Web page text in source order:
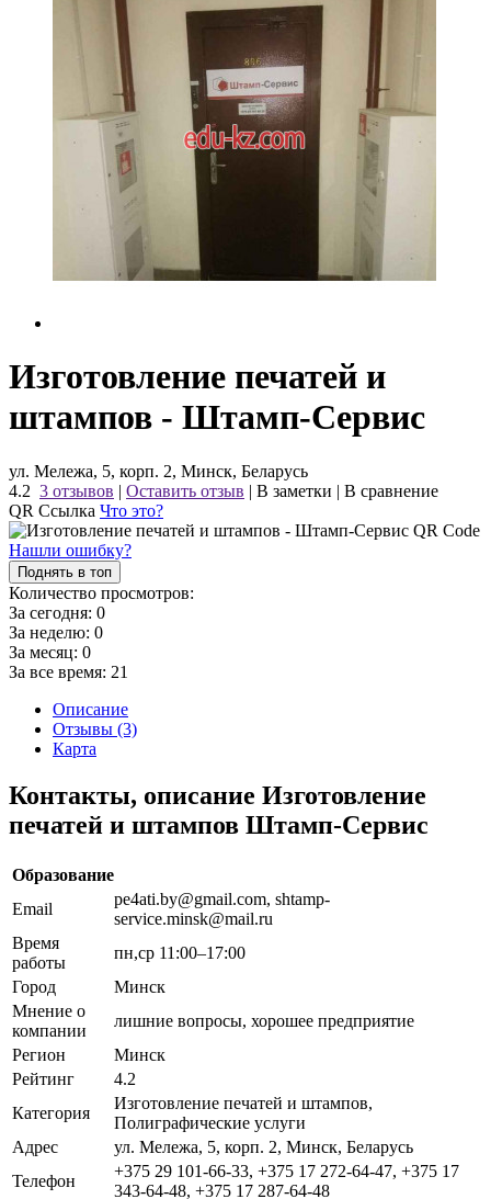
Изготовление печатей и
штампов - Штамп-Сервис
ул. Мележа, 5, корп. 2, Минск, Беларусь
4.2 3 отзывов | Оставить отзыв | В заметки | В сравнение
QR Ссылка Что это?
Нашли ошибку?
Поднять в топ
Количество просмотров:
За сегодня: 0
За неделю: 0
За месяц: 0
За все время: 21
Описание
Отзывы (3)
Карта
Контакты, описание Изготовление
печатей и штампов Штамп-Сервис
Образование
Email
pe4ati.by@gmail.com, shtamp-
service.minsk@mail.ru
Время
работы
пн,ср 11:00–17:00
Город
Минск
Мнение о
компании
лишние вопросы, хорошее предприятие
Регион
Минск
Рейтинг
4.2
Категория
Изготовление печатей и штампов,
Полиграфические услуги
Адрес
ул. Мележа, 5, корп. 2, Минск, Беларусь
Телефон
+375 29 101-66-33, +375 17 272-64-47, +375 17
343-64-48, +375 17 287-64-48